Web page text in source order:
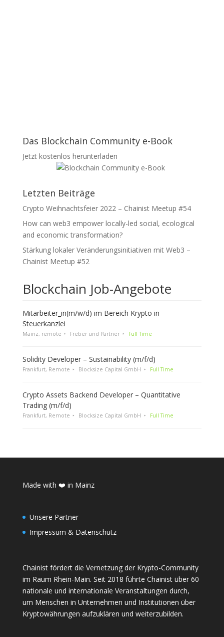
Das Blockchain Community e-Book
Jetzt kostenlos herunterladen
Letzten Beiträge
Crypto Weihnachtsfeier 2022 – Chainist Meetup #54
How can web3 empower locally-led social, ecological
and economic transformation?
Stärkung lokaler Veränderungsinitiativen mit Web3 –
Chainist Meetup #52
Blockchain Job-Angebote
Mitarbeiter_in(m/w/d) im Bereich Krypto in
Steuerkanzlei
Mainz, remote Freber und Partner Full Time
Solidity Developer – Sustainability (m/f/d)
Frankfurt, Remote Blocksize Capital GmbH Full Time
Crypto Assets Backend Developer – Quantitative
Trading (m/f/d)
Frankfurt, Remote Blocksize Capital GmbH Full Time
Made with ❤️ in Mainz
Unsere Partner
Impressum & Datenschutz
Chainist fördert die Vernetzung der Krypto-Community
im Raum Rhein-Main. Seit 2018 führte Chainist über 60
nationale und internationale Veranstaltungen durch,
um Menschen in Unternehmen und Institutionen über
Kryptowährungen aufzuklären und weiterzubilden.